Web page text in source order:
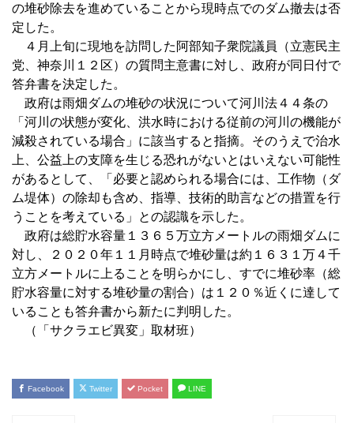
の堆砂除去を進めていることから現時点でのダム撤去は否
定した。
４月上旬に現地を訪問した阿部知子衆院議員（立憲民主
党、神奈川１２区）の質問主意書に対し、政府が同日付で
答弁書を決定した。
政府は雨畑ダムの堆砂の状況について河川法４４条の
「河川の状態が変化、洪水時における従前の河川の機能が
減殺されている場合」に該当すると指摘。そのうえで治水
上、公益上の支障を生じる恐れがないとはいえない可能性
があるとして、「必要と認められる場合には、工作物（ダ
ム堤体）の除却も含め、指導、技術的助言などの措置を行
うことを考えている」との認識を示した。
政府は総貯水容量１３６５万立方メートルの雨畑ダムに
対し、２０２０年１１月時点で堆砂量は約１６３１万４千
立方メートルに上ることを明らかにし、すでに堆砂率（総
貯水容量に対する堆砂量の割合）は１２０％近くに達して
いることも答弁書から新たに判明した。
（「サクラエビ異変」取材班）
Facebook Twitter Pocket LINE